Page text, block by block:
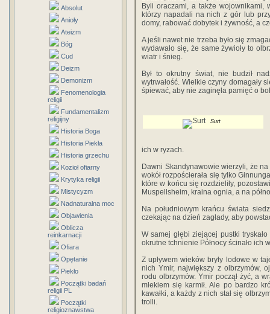
Absolut
Anioły
Ateizm
Bóg
Cud
Deizm
Demonizm
Fenomenologia
religii
Fundamentalizm
religijny
Historia Boga
Historia Piekła
Historia grzechu
Kozioł ofiarny
Krytyka religii
Mistycyzm
Nadnaturalna moc
Objawienia
Oblicza
reinkarnacji
Ofiara
Opętanie
Piekło
Początki badań
religii PL
Początki
religioznawstwa
Byli oraczami, a także
którzy napadali na nich z gór lub
domy, rabować dobytek i żywność, a
A jeśli nawet nie trzeba było się
wydawało się, że same żywioły to
wiatr i śnieg.
Był to okrutny świat, nie budził
wytrwałość. Wielkie czyny domagały
śpiewać, aby nie zaginęła pamięć o
Surt
ich w ryzach.
Dawni Skandynawowie wierzyli, że
wokół rozpościerała się tylko
które w końcu się rozdzieliły,
Muspellsheim, kraina ognia, a na
Na południowym krańcu świata
czekając na dzień zagłady, aby
W samej głębi ziejącej pustki
okrutne tchnienie Północy ścinało ich
Z upływem wieków bryły lodowe w
nich Ymir, największy z olbrzymów,
rodu olbrzymów. Ymir począł żyć, a
mlekiem się karmił. Ale po bardzo
kawałki, a każdy z nich stał się
trolli.